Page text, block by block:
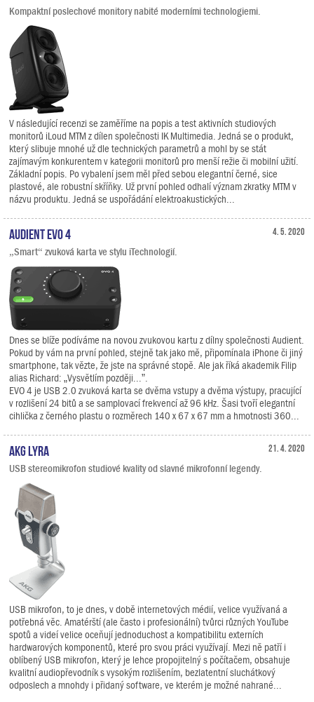
Kompaktní poslechové monitory nabité moderními technologiemi.
V následující recenzi se zaměříme na popis a test aktivních studiových
monitorů iLoud MTM z dílen společnosti IK Multimedia. Jedná se o produkt,
který slibuje mnohé už dle technických parametrů a mohl by se stát
zajímavým konkurentem v kategorii monitorů pro menší režie či mobilní užití.
Základní popis. Po vybalení jsem měl před sebou elegantní černé, sice
plastové, ale robustní skříňky. Už první pohled odhalí význam zkratky MTM v
názvu produktu. Jedná se uspořádání elektroakustických...
4. 5. 2020
Audient EVO 4
„Smart“ zvuková karta ve stylu iTechnologií.
Dnes se blíže podíváme na novou zvukovou kartu z dílny společnosti Audient.
Pokud by vám na první pohled, stejně tak jako mě, připomínala iPhone či jiný
smartphone, tak vězte, že jste na správné stopě. Ale jak říká akademik Filip
alias Richard: „Vysvětlím později...”.
EVO 4 je USB 2.0 zvuková karta se dvěma vstupy a dvěma výstupy, pracující
v rozlišení 24 bitů a se samplovací frekvencí až 96 kHz. Šasi tvoří elegantní
cihlička z černého plastu o rozměrech 140 x 67 x 67 mm a hmotnosti 360...
21. 4. 2020
AKG Lyra
USB stereomikrofon studiové kvality od slavné mikrofonní legendy.
USB mikrofon, to je dnes, v době internetových médií, velice využívaná a
potřebná věc. Amatérští (ale často i profesionální) tvůrci různých YouTube
spotů a videí velice oceňují jednoduchost a kompatibilitu externích
hardwarových komponentů, které pro svou práci využívají. Mezi ně patří i
oblíbený USB mikrofon, který je lehce propojitelný s počítačem, obsahuje
kvalitní audiopřevodník s vysokým rozlišením, bezlatentní sluchátkový
odposlech a mnohdy i přidaný software, ve kterém je možné nahrané...